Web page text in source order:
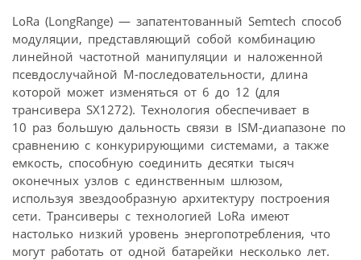
LoRa (LongRange) — запатентованный Semtech способ
модуляции, представляющий собой комбинацию
линейной частотной манипуляции и наложенной
псевдослучайной М-последовательности, длина
которой может изменяться от 6 до 12 (для
трансивера SX1272). Технология обеспечивает в
10 раз большую дальность связи в ISM-диапазоне по
сравнению с конкурирующими системами, а также
емкость, способную соединить десятки тысяч
оконечных узлов с единственным шлюзом,
используя звездообразную архитектуру построения
сети. Трансиверы с технологией LoRa имеют
настолько низкий уровень энергопотребления, что
могут работать от одной батарейки несколько лет.